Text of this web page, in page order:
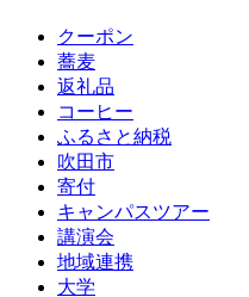
クーポン
蕎麦
返礼品
コーヒー
ふるさと納税
吹田市
寄付
キャンパスツアー
講演会
地域連携
大学